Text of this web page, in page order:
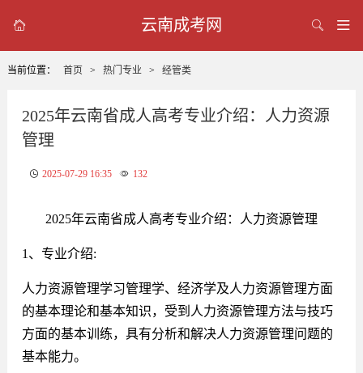
 云南成考网  
当前位置： 首页 > 热门专业 > 经管类
2025年云南省成人高考专业介绍：人力资源
管理
2025-07-29 16:35 132
2025年云南省成人高考专业介绍：人力资源管理
1、专业介绍:
人力资源管理学习管理学、经济学及人力资源管理方面
的基本理论和基本知识，受到人力资源管理方法与技巧
方面的基本训练，具有分析和解决人力资源管理问题的
基本能力。